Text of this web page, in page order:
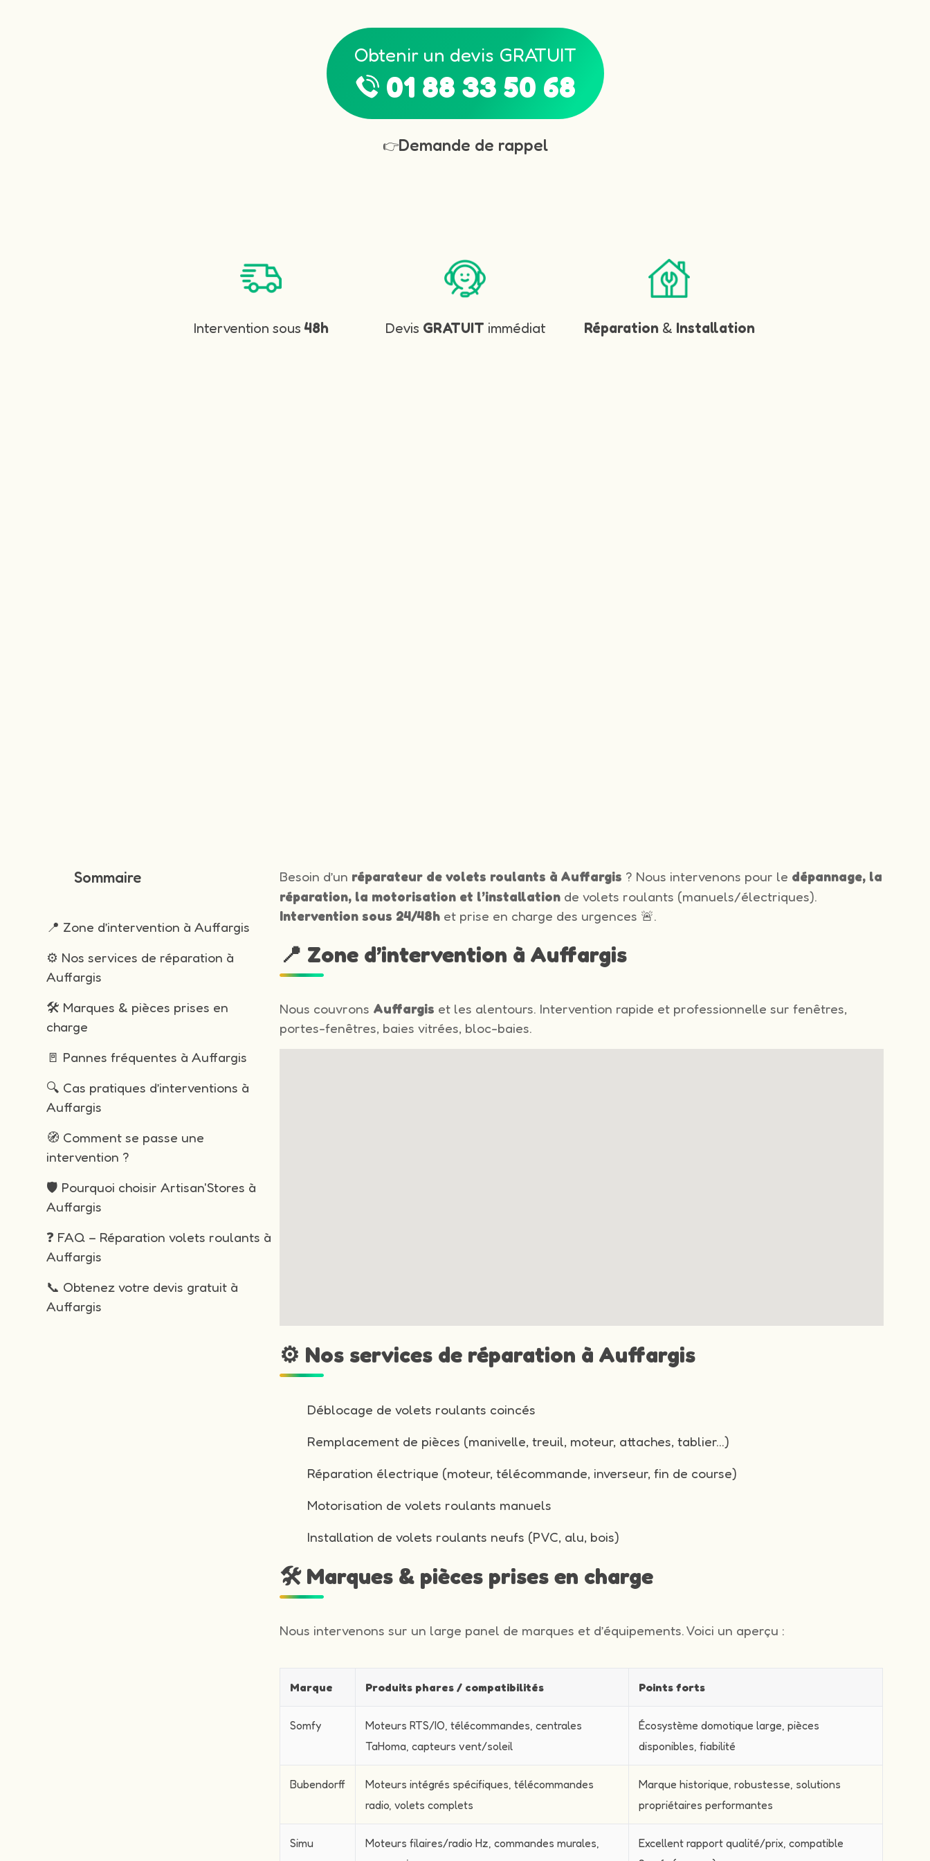
Obtenir un devis GRATUIT
01 88 33 50 68
👉Demande de rappel
Intervention sous 48h Devis GRATUIT immédiat Réparation & Installation
Sommaire
📍 Zone d’intervention à Auffargis
⚙️ Nos services de réparation à
Auffargis
🛠️ Marques & pièces prises en
charge
🚪 Pannes fréquentes à Auffargis
🔍 Cas pratiques d’interventions à
Auffargis
🧭 Comment se passe une
intervention ?
🛡️ Pourquoi choisir Artisan'Stores à
Auffargis
❓ FAQ – Réparation volets roulants à
Auffargis
📞 Obtenez votre devis gratuit à
Auffargis
Besoin d’un réparateur de volets roulants à Auffargis ? Nous intervenons pour le dépannage, la
réparation, la motorisation et l’installation de volets roulants (manuels/électriques).
Intervention sous 24/48h et prise en charge des urgences 🚨.
📍 Zone d’intervention à Auffargis
Nous couvrons Auffargis et les alentours. Intervention rapide et professionnelle sur fenêtres,
portes-fenêtres, baies vitrées, bloc-baies.
⚙️ Nos services de réparation à Auffargis
Déblocage de volets roulants coincés
Remplacement de pièces (manivelle, treuil, moteur, attaches, tablier…)
Réparation électrique (moteur, télécommande, inverseur, fin de course)
Motorisation de volets roulants manuels
Installation de volets roulants neufs (PVC, alu, bois)
🛠️ Marques & pièces prises en charge
Nous intervenons sur un large panel de marques et d’équipements. Voici un aperçu :
Marque Produits phares / compatibilités Points forts
Somfy
Moteurs RTS/IO, télécommandes, centrales
TaHoma, capteurs vent/soleil
Écosystème domotique large, pièces
disponibles, fiabilité
Bubendorff
Moteurs intégrés spécifiques, télécommandes
radio, volets complets
Marque historique, robustesse, solutions
propriétaires performantes
Simu
Moteurs filaires/radio Hz, commandes murales,
Excellent rapport qualité/prix, compatible